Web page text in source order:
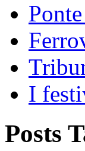
I
Posts